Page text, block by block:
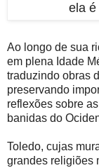
ela é
Ao longo de sua
em plena Idade
traduzindo obras
preservando
reflexões sobre
banidas do
Toledo, cujas
grandes religiões